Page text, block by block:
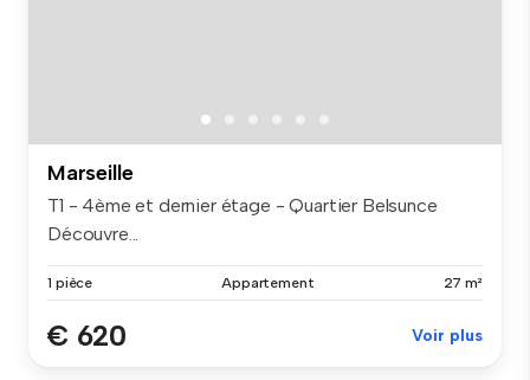
Marseille
T1 - 4ème et dernier étage - Quartier Belsunce
Découvre...
1 pièce Appartement 27 m²
€ 620 Voir plus